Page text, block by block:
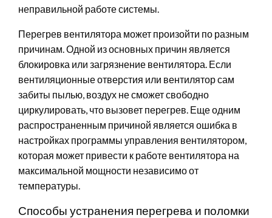
неправильной работе системы.
Перегрев вентилятора может произойти по разным
причинам. Одной из основных причин является
блокировка или загрязнение вентилятора. Если
вентиляционные отверстия или вентилятор сам
забиты пылью, воздух не сможет свободно
циркулировать, что вызовет перегрев. Еще одним
распространенным причиной является ошибка в
настройках программы управления вентилятором,
которая может привести к работе вентилятора на
максимальной мощности независимо от
температуры.
Способы устранения перегрева и поломки